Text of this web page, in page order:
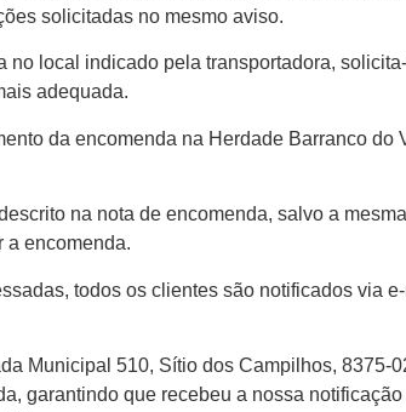
solicitadas no mesmo aviso.
local indicado pela transportadora,
adequada.
da encomenda na Herdade Barranco do
na nota de encomenda, salvo a
a encomenda.
todos os clientes são notificados via
Municipal 510, Sítio dos Campilhos, 8375-
garantindo que recebeu a nossa